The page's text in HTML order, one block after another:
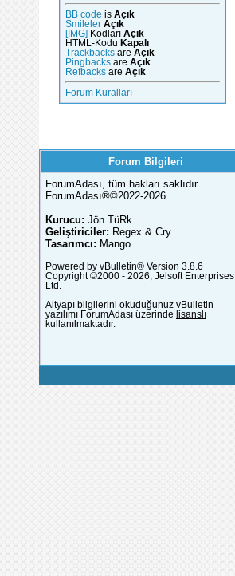
BB code is Açık
Smileler Açık
[IMG]
Kodları Açık
HTML-Kodu Kapalı
Trackbacks are Açık
Pingbacks are Açık
Refbacks are Açık
Forum Kuralları
Forum Bilgileri
ForumAdası, tüm hakları saklıdır.
ForumAdası®©2022-2026
Kurucu: Jön TüRk
Geliştiriciler: Regex & Cry
Tasarımcı: Mango
Powered by vBulletin® Version 3.8.6
Copyright ©2000 - 2026, Jelsoft Enterprises
Ltd.
Altyapı bilgilerini okuduğunuz vBulletin
yazılımı ForumAdası üzerinde lisanslı
kullanılmaktadır.